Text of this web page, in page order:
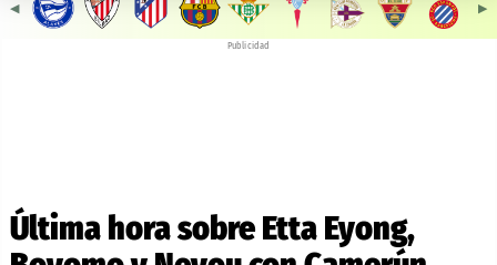
◀︎ ▶︎
Publicidad
Última hora sobre Etta Eyong,